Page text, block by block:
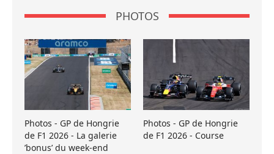
PHOTOS
Photos - GP de Hongrie
de F1 2026 - La galerie
’bonus’ du week-end
Photos - GP de Hongrie
de F1 2026 - Course